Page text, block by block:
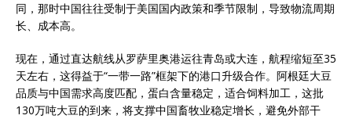
同，那时中国往往受制于美国国内政策和季节限制，导致物流周期
长、成本高。
现在，通过直达航线从罗萨里奥港运往青岛或大连，航程缩短至35
天左右，这得益于“一带一路”框架下的港口升级合作。阿根廷大豆
品质与中国需求高度匹配，蛋白含量稳定，适合饲料加工，这批
130万吨大豆的到来，将支撑中国畜牧业稳定增长，避免外部干